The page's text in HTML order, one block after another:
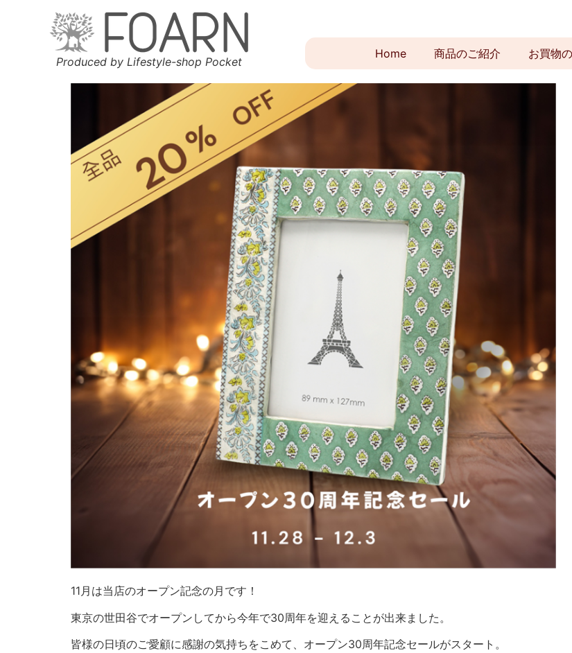
Produced by Lifestyle-shop Pocket
Home 商品のご紹介 お買物
11月は当店のオープン記念の月です！
東京の世田谷でオープンしてから今年で30周年を迎えることが出来ました。
皆様の日頃のご愛顧に感謝の気持ちをこめて、オープン30周年記念セールがスタート。